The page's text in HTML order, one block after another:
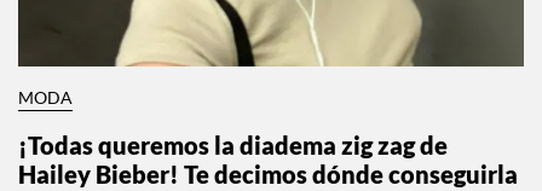
MODA
¡Todas queremos la diadema zig zag de
Hailey Bieber! Te decimos dónde conseguirla